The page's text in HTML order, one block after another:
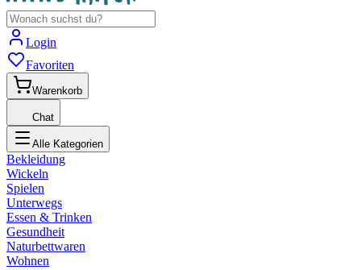
Login
Favoriten
Warenkorb
Chat
Alle Kategorien
Bekleidung
Wickeln
Spielen
Unterwegs
Essen & Trinken
Gesundheit
Naturbettwaren
Wohnen